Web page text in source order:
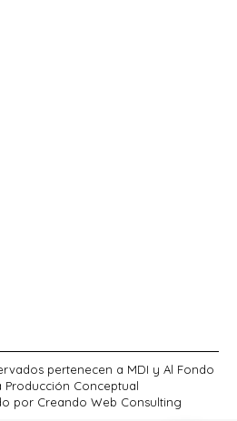
pertenecen a MDI y Al Fondo
Producción Conceptual
por Creando Web Consulting